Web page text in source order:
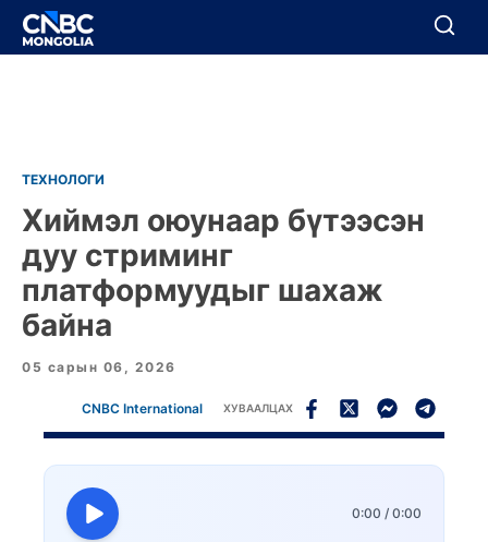
BREAKING
Цуцлах
ТЕХНОЛОГИ
Хиймэл оюунаар бүтээсэн
дуу стриминг
платформуудыг шахаж
байна
05 сарын 06, 2026
CNBC International ХУВААЛЦАХ
0:00 / 0:00